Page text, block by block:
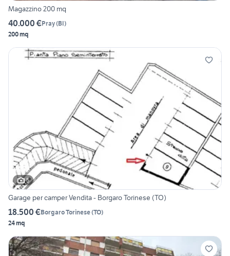
Magazzino 200 mq
40.000 €Pray(BI)
200 mq
5
Garage per camper Vendita - Borgaro Torinese (TO)
18.500 €Borgaro Torinese(TO)
24 mq